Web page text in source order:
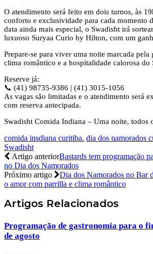
O atendimento será feito em dois turnos, às
conforto e exclusividade para cada momento
data ainda mais especial, o Swadisht irá
luxuoso Suryaa Curio by Hilton, com um
Prepare-se para viver uma noite marcada pela
clima romântico e a hospitalidade calorosa do
Reserve já:
📞 (41) 98735-9386 | (41) 3015-1056
As vagas são limitadas e o atendimento será
com reserva antecipada.
Swadisht Comida Indiana – Uma noite, todos
comida insdiana curitiba. dia dos namorados
Swadisht
Artigo anteriorBastards tem programação
no Dia dos Namorados
Próximo artigo
Dia dos Namorados no Bar
o amor com parrilla e clima romântico
Artigos Relacionados
Programação de gastronomia para o
de agosto